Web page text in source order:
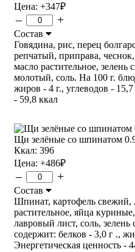
Цена: +347₽
– +
Состав
Говядина, рис, перец
репчатый, приправа,
масло растительное, зелень
молотый, соль. На 100 г.
жиров - 4 г., углеводов -
- 59,8 ккал
Щи зелёные со шпинатом
Ккал: 396
Цена: +486₽
– +
Состав
Шпинат, картофель свежий,
растительное, яйца
лавровый лист, соль,
содержит: белков - 3,0 г .,
Энергетическая ценность -